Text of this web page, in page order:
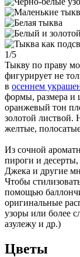
1/5
Тыкву по праву
фигурирует не
в осеннем
формы, размера и
оранжевый тон
золотой листвой.
желтые,
Из сочной
пироги и
Джека и другие
Чтобы
помощью
оригинальные
узоры или более
азулежу и др.)
Цветы